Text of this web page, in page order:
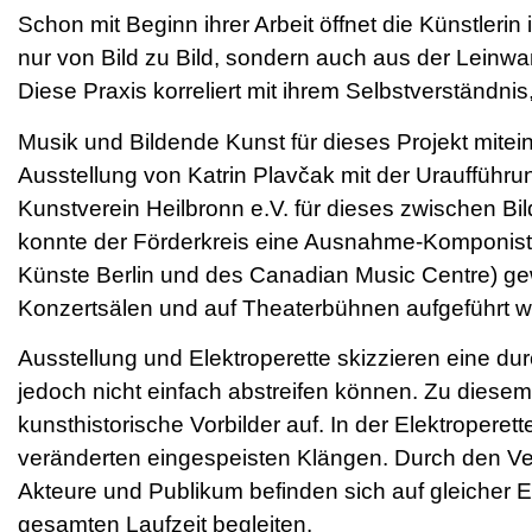
Schon mit Beginn ihrer Arbeit öffnet die
nur von Bild zu Bild, sondern auch aus der
Diese Praxis korreliert mit ihrem
Musik und Bildende Kunst für dieses Projekt
Ausstellung von Katrin Plavčak mit der
Kunstverein Heilbronn e.V. für dieses zwischen
konnte der Förderkreis eine Ausnahme-
Künste Berlin und des Canadian Music Centre)
Konzertsälen und auf Theaterbühnen aufgeführt
Ausstellung und Elektroperette skizzieren eine
jedoch nicht einfach abstreifen können. Zu
kunsthistorische Vorbilder auf. In der
veränderten eingespeisten Klängen. Durch den
Akteure und Publikum befinden sich auf gleicher
gesamten Laufzeit begleiten.